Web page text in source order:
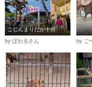
こじんまりだが十分
by ぽわるさん
by ご